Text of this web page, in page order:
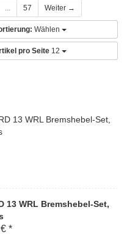
... 57 Weiter →
Wählen
pro Seite 12
13 WRL Bremshebel-Set,
*